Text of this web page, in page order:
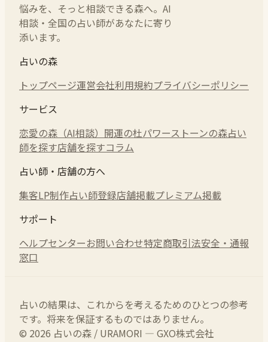
悩みを、そっと相談できる森へ。AI
相談・全国の占い師があなたに寄り
添います。
占いの森
トップページ運営会社利用規約プライバシーポリシー
サービス
恋愛の森（AI相談） 開運の杜パワーストーンの森占い
師を探す店舗を探すコラム
占い師・店舗の方へ
集客LP制作占い師登録店舗掲載プレミアム掲載
サポート
ヘルプセンターお問い合わせ特定商取引法安全・通報
窓口
占いの結果は、これからを考えるためのひとつの参考
です。将来を保証するものではありません。
© 2026 占いの森 / URAMORI — GXO株式会社